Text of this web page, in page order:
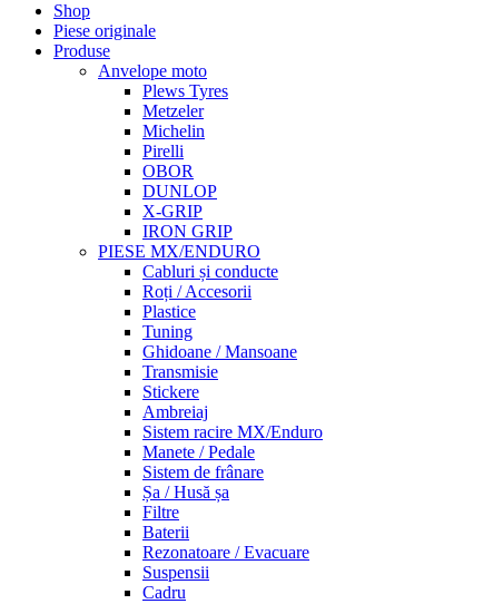
Shop
Piese originale
Produse
Anvelope moto
Plews Tyres
Metzeler
Michelin
Pirelli
OBOR
DUNLOP
X-GRIP
IRON GRIP
PIESE MX/ENDURO
Cabluri și conducte
Roți / Accesorii
Plastice
Tuning
Ghidoane / Mansoane
Transmisie
Stickere
Ambreiaj
Sistem racire MX/Enduro
Manete / Pedale
Sistem de frânare
Șa / Husă șa
Filtre
Baterii
Rezonatoare / Evacuare
Suspensii
Cadru